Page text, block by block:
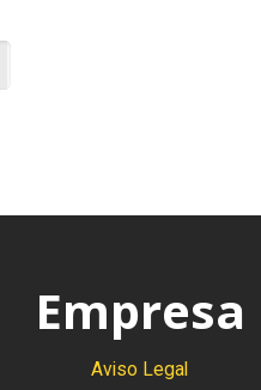
Empresa
Aviso Legal